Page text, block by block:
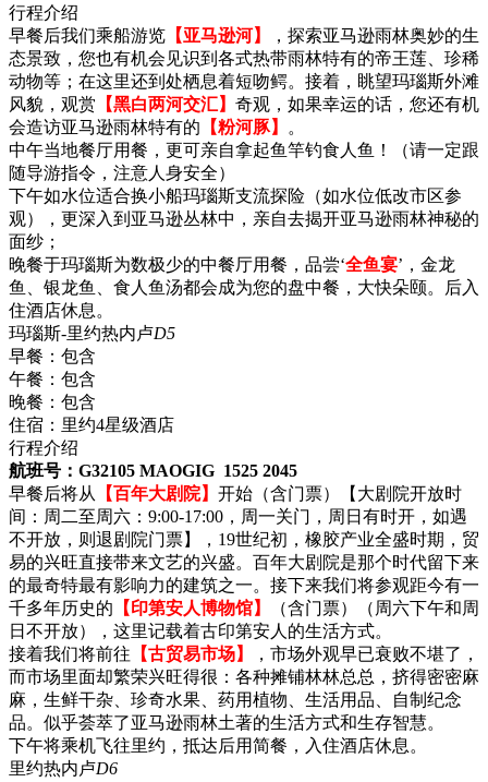
行程介绍
早餐后我们乘船游览 【亚马逊河】
，探索亚马逊雨林奥妙的生
态景致，您也有机会见识到各式热带雨林特有的帝王莲、珍稀
动物等；在这里还到处栖息着短吻鳄。接着，眺望玛瑙斯外滩
风貌，观赏 【黑白两河交汇】 奇观，如果幸运的话，您还有机
会造访亚马逊雨林特有的 【粉河豚】
。
中午当地餐厅用餐，更可亲自拿起鱼竿钓食人鱼！（请一定跟
随导游指令，注意人身安全）
下午如水位适合换小船玛瑙斯支流探险（如水位低改市区参
观），更深入到亚马逊丛林中，亲自去揭开亚马逊雨林神秘的
面纱；
晚餐于玛瑙斯为数极少的中餐厅用餐，品尝‘全鱼宴’，金龙
鱼、银龙鱼、食人鱼汤都会成为您的盘中餐，大快朵颐。后入
住酒店休息。
玛瑙斯-里约热内卢D5
早餐： 包含
午餐： 包含
晚餐： 包含
住宿： 里约4星级酒店
行程介绍
航班号：G32105 MAOGIG 1525 2045
早餐后将从
【百年大剧院】 开始（含门票）【大剧院开放时
间：周二至周六：9:00-17:00，周一关门，周日有时开，如遇
不开放，则退剧院门票】，19世纪初，橡胶产业全盛时期，贸
易的兴旺直接带来文艺的兴盛。百年大剧院是那个时代留下来
的最奇特最有影响力的建筑之一。接下来我们将参观距今有一
千多年历史的 【印第安人博物馆】
（含门票）（周六下午和周
日不开放），这里记载着古印第安人的生活方式。
接着我们将前往 【古贸易市场】
，市场外观早已衰败不堪了，
而市场里面却繁荣兴旺得很：各种摊铺林林总总，挤得密密麻
麻，生鲜干杂、珍奇水果、药用植物、生活用品、自制纪念
品。似乎荟萃了亚马逊雨林土著的生活方式和生存智慧。
下午将乘机飞往里约，抵达后用简餐，入住酒店休息。
里约热内卢D6